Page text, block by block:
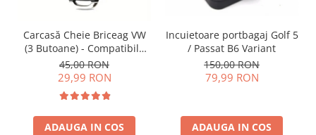
Carcasă Cheie Briceag VW
(3 Butoane) - Compatibilă
Golf 5, Jetta, Touran etc
45,00 RON
29,99 RON
ADAUGA IN COS
Incuietoare portbagaj Golf 5
/ Passat B6 Variant
150,00 RON
79,99 RON
ADAUGA IN COS